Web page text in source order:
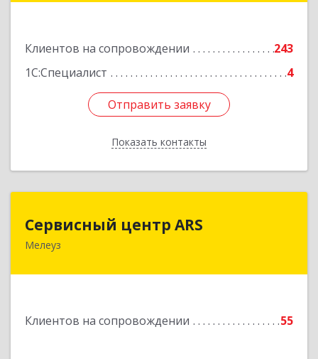
Клиентов на сопровождении
243
1С:Специалист
4
Отправить заявку
Показать контакты
Отправить заявку
Назад
Сервисный центр ARS
Мелеуз
Клиентов на сопровождении 55